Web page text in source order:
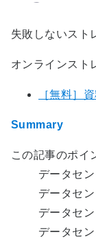
失敗しないスト
オンラインスト
［無料］
Summary
この記事のポイ
データセ
データセ
データセ
データセ